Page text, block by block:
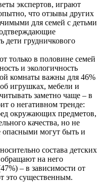
экспертов, играют
что отзывы других
для семей с детьми
дети грудничкового
только в половине семей
и экологичность
комнаты важны для 46%
игрушках, мебели и
заметно чаще – в
о негативном тренде:
окружающих предметов,
качества, но не
опасными могут быть и
состава детских
обращают на него
– в зависимости от
это существенным.